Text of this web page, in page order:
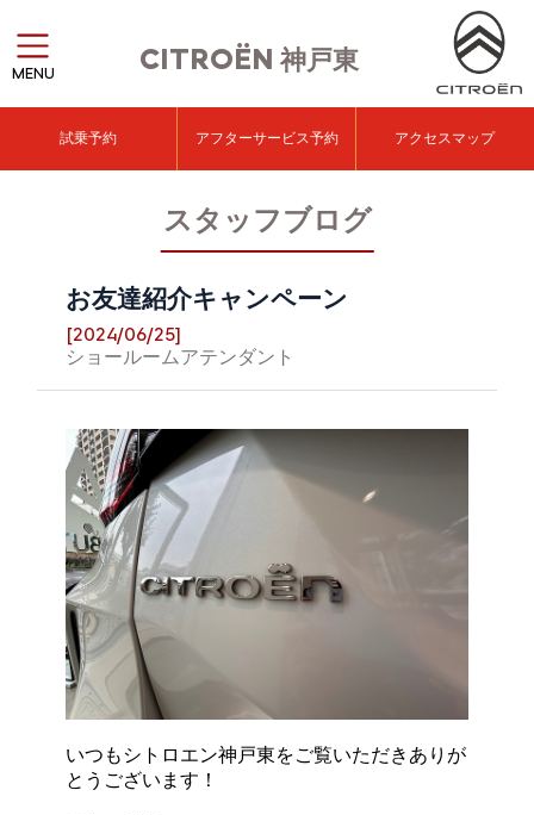
CITROËN神戸東
MENU
試乗予約 アフターサービス予約 アクセスマップ
スタッフブログ
お友達紹介キャンペーン
[2024/06/25]
ショールームアテンダント
いつもシトロエン神戸東をご覧いただきありが
とうございます！